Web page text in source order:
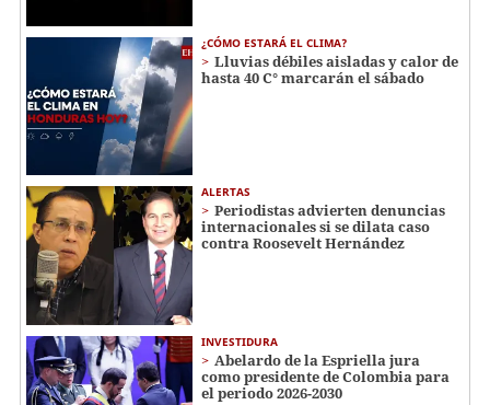
¿CÓMO ESTARÁ EL CLIMA?
Lluvias débiles aisladas y calor de
hasta 40 C° marcarán el sábado
ALERTAS
Periodistas advierten denuncias
internacionales si se dilata caso
contra Roosevelt Hernández
INVESTIDURA
Abelardo de la Espriella jura
como presidente de Colombia para
el periodo 2026-2030